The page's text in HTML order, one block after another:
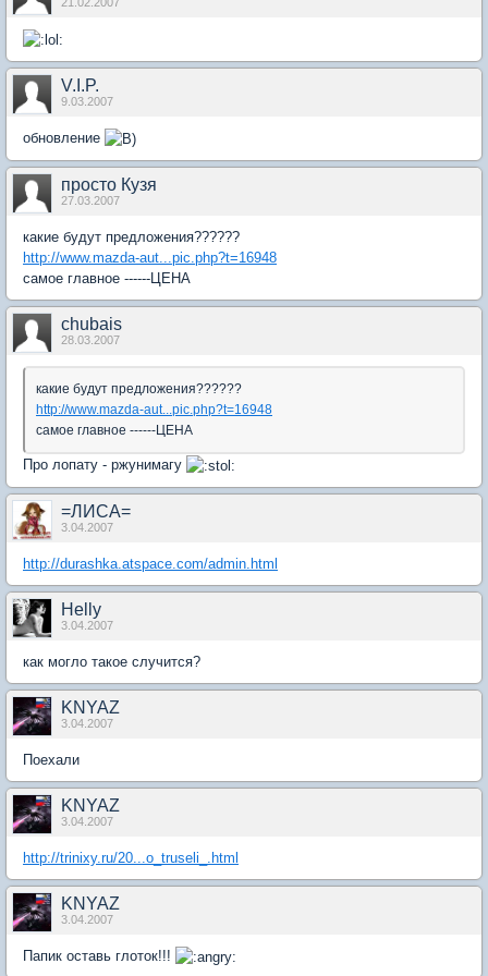
V.I.P.
9.03.2007
обновление
просто Кузя
27.03.2007
какие будут предложения??????
http://www.mazda-aut...pic.php?t=16948
самое главное ------ЦЕНА
chubais
28.03.2007
какие будут предложения??????
http://www.mazda-aut...pic.php?t=16948
самое главное ------ЦЕНА
Про лопату - ржунимагу
=ЛИСА=
3.04.2007
http://durashka.atspace.com/admin.html
Helly
3.04.2007
как могло такое случится?
KNYAZ
3.04.2007
Поехали
KNYAZ
3.04.2007
http://trinixy.ru/20...o_truseli_.html
KNYAZ
3.04.2007
Папик оставь глоток!!!